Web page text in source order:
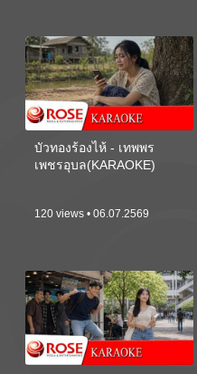
บัวทองร้องไห้ - เทพพร
เพชรอุบล(KARAOKE)
120 views • 06.07.2569